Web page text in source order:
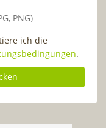
PNG)
ich die
.